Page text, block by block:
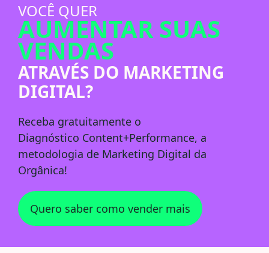
VOCÊ QUER
AUMENTAR SUAS
VENDAS
ATRAVÉS DO MARKETING
DIGITAL?
Receba gratuitamente o
Diagnóstico Content+Performance, a
metodologia de Marketing Digital da
Orgânica!
Quero saber como vender mais